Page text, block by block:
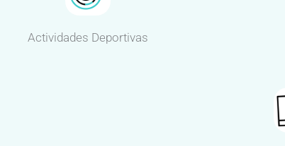
Actividades Deportivas